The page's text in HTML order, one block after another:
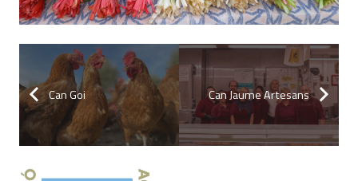
Can Goi Can Jaume Artesans